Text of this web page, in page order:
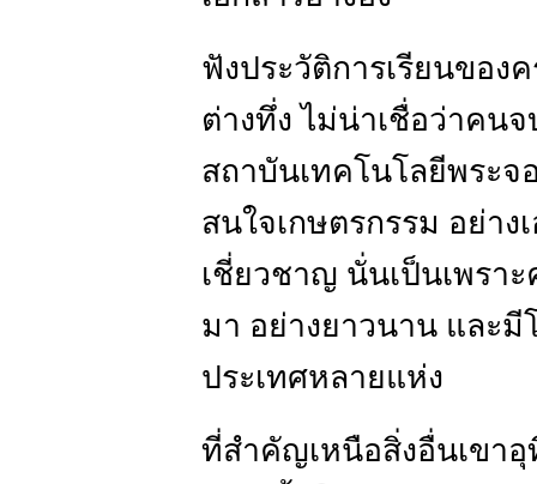
ฟังประวัติการเรียนของ
ต่างทึ่ง ไม่น่าเชื่อว่าคน
สถาบันเทคโนโลยีพระจ
สนใจเกษตรกรรม อย่าง
เชี่ยวชาญ นั่นเป็นเพรา
มา อย่างยาวนาน และมี
ประเทศหลายแห่ง
ที่สำคัญเหนือสิ่งอื่นเขา